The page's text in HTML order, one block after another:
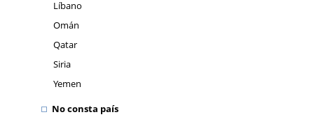
Líbano
Omán
Qatar
Siria
Yemen
No consta país